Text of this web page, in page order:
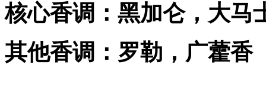
核心香调：黑加仑，大马
其他香调：罗勒，广藿香